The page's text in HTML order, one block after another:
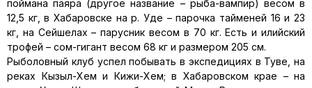
поймана паяра (другое название – рыба-вампир) весом в
12,5 кг, в Хабаровске на р. Уде – парочка тайменей 16 и 23
кг, на Сейшелах – парусник весом в 70 кг. Есть и илийский
трофей – сом-гигант весом 68 кг и размером 205 см.
Рыболовный клуб успел побывать в экспедициях в Туве, на
реках Кызыл-Хем и Кижи-Хем; в Хабаров­ском крае – на